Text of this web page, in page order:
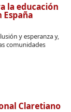
la educación
y esperanza y,
comunidades
Claretiano